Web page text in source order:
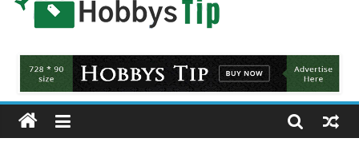
Hobbys
Tips
All
about
hobbies